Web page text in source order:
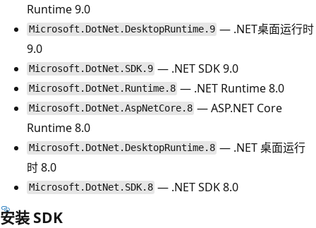
Runtime 9.0
Microsoft.DotNet.DesktopRuntime.9 — .NET桌面运行时
9.0
Microsoft.DotNet.SDK.9 — .NET SDK 9.0
Microsoft.DotNet.Runtime.8 — .NET Runtime 8.0
Microsoft.DotNet.AspNetCore.8 — ASP.NET Core
Runtime 8.0
Microsoft.DotNet.DesktopRuntime.8 — .NET 桌面运行
时 8.0
Microsoft.DotNet.SDK.8 — .NET SDK 8.0
安装 SDK